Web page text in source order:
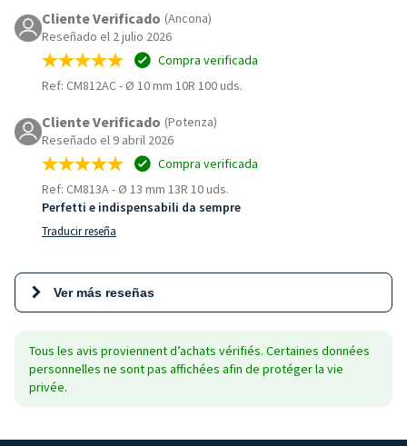
Cliente Verificado (Ancona)
Reseñado el 2 julio 2026
Compra verificada
Ref: CM812AC- Ø 10 mm 10R 100 uds.
Cliente Verificado (Potenza)
Reseñado el 9 abril 2026
Compra verificada
Ref: CM813A - Ø 13 mm 13R 10 uds.
Perfetti e indispensabili da sempre
Traducir reseña
Ver más reseñas
Tous les avis proviennent d’achats vérifiés. Certaines données
personnelles ne sont pas affichées afin de protéger la vie
privée.